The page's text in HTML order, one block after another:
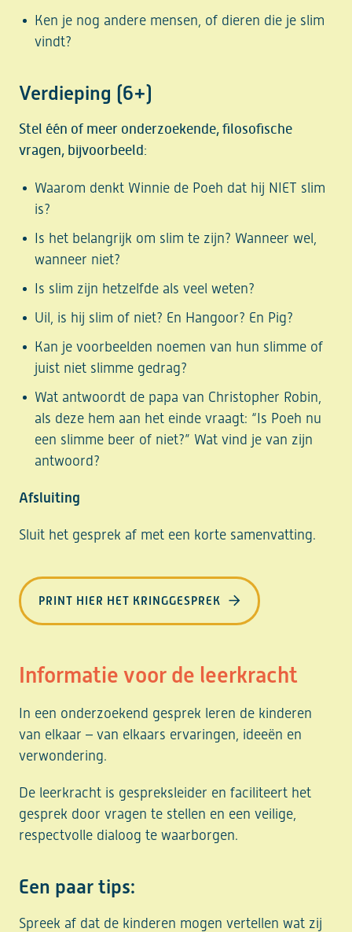
Ken je nog andere mensen, of dieren die je slim
vindt?
Verdieping (6+)
Stel één of meer onderzoekende, filosofische
vragen, bijvoorbeeld:
Waarom denkt Winnie de Poeh dat hij NIET slim
is?
Is het belangrijk om slim te zijn? Wanneer wel,
wanneer niet?
Is slim zijn hetzelfde als veel weten?
Uil, is hij slim of niet? En Hangoor? En Pig?
Kan je voorbeelden noemen van hun slimme of
juist niet slimme gedrag?
Wat antwoordt de papa van Christopher Robin,
als deze hem aan het einde vraagt: “Is Poeh nu
een slimme beer of niet?” Wat vind je van zijn
antwoord?
Afsluiting
Sluit het gesprek af met een korte samenvatting.
PRINT HIER HET KRINGGESPREK
Informatie voor de leerkracht
In een onderzoekend gesprek leren de kinderen
van elkaar – van elkaars ervaringen, ideeën en
verwondering.
De leerkracht is gespreksleider en faciliteert het
gesprek door vragen te stellen en een veilige,
respectvolle dialoog te waarborgen.
Een paar tips:
Spreek af dat de kinderen mogen vertellen wat zij